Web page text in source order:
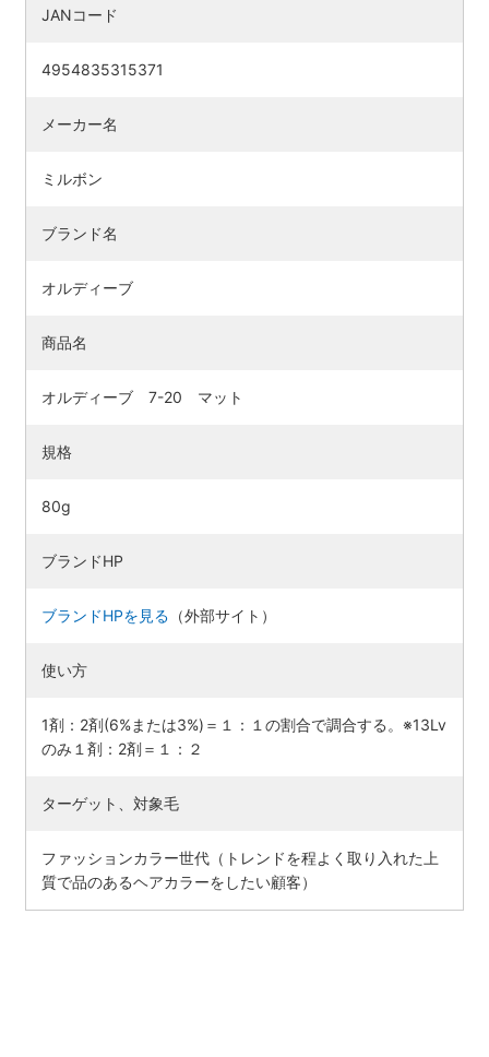
JANコード
4954835315371
メーカー名
ミルボン
ブランド名
オルディーブ
商品名
オルディーブ 7-20 マット
規格
80g
ブランドHP
ブランドHPを見る （外部サイト）
使い方
1剤：2剤(6%または3%)＝１：１の割合で調合する。※13Lv
のみ１剤：2剤＝１：２
ターゲット、対象毛
ファッションカラー世代（トレンドを程よく取り入れた上
質で品のあるヘアカラーをしたい顧客）